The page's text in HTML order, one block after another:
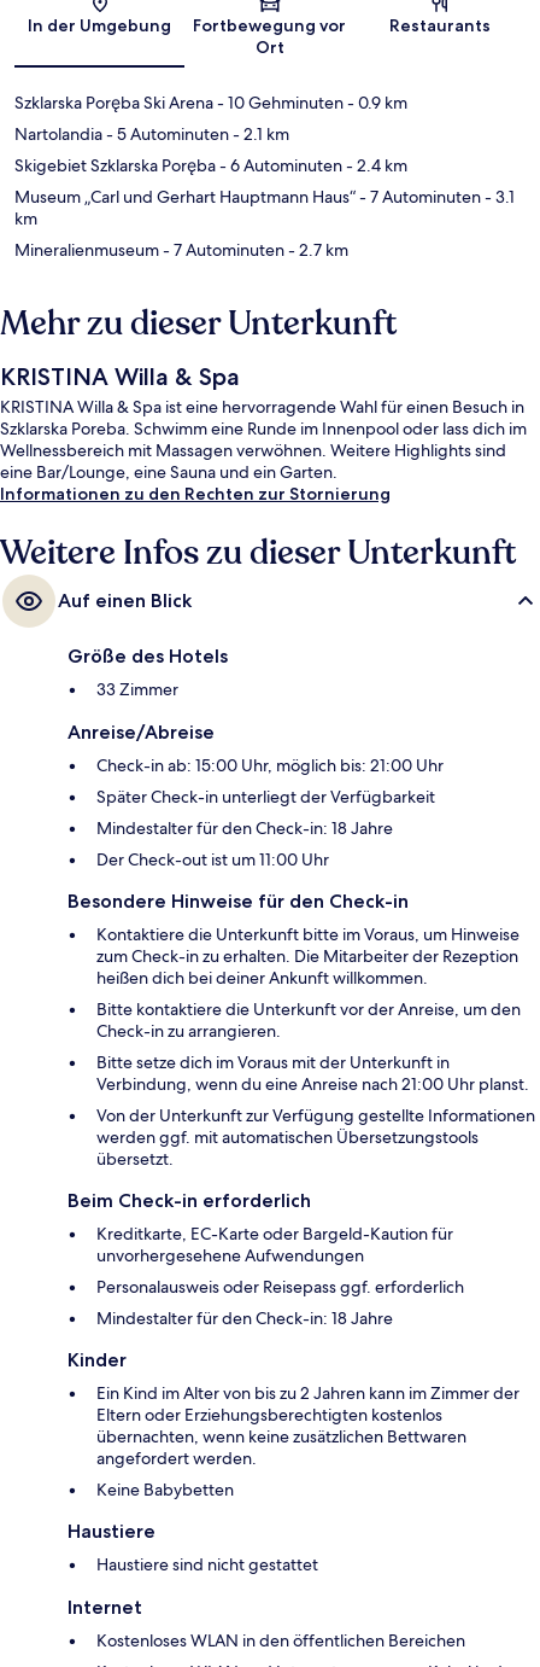
Karte
In der Umgebung
Fortbewegung vor
Ort
Restaurants
Szklarska Poręba Ski Arena- 10 Gehminuten- 0.9 km
Nartolandia- 5 Autominuten- 2.1 km
Skigebiet Szklarska Poręba- 6 Autominuten- 2.4 km
Museum „Carl und Gerhart Hauptmann Haus“- 7 Autominuten- 3.1
km
Mineralienmuseum- 7 Autominuten- 2.7 km
Mehr zu dieser Unterkunft
KRISTINA Willa & Spa
KRISTINA Willa & Spa ist eine hervorragende Wahl für einen Besuch in
Szklarska Poreba. Schwimm eine Runde im Innenpool oder lass dich im
Wellnessbereich mit Massagen verwöhnen. Weitere Highlights sind
eine Bar/Lounge, eine Sauna und ein Garten.
Informationen zu den Rechten zur Stornierung
Weitere Infos zu dieser Unterkunft
Auf einen Blick
Größe des Hotels
33 Zimmer
Anreise/Abreise
Check-in ab: 15:00 Uhr, möglich bis: 21:00 Uhr
Später Check-in unterliegt der Verfügbarkeit
Mindestalter für den Check-in: 18 Jahre
Der Check-out ist um 11:00 Uhr
Besondere Hinweise für den Check-in
Kontaktiere die Unterkunft bitte im Voraus, um Hinweise
zum Check-in zu erhalten. Die Mitarbeiter der Rezeption
heißen dich bei deiner Ankunft willkommen.
Bitte kontaktiere die Unterkunft vor der Anreise, um den
Check-in zu arrangieren.
Bitte setze dich im Voraus mit der Unterkunft in
Verbindung, wenn du eine Anreise nach 21:00 Uhr planst.
Von der Unterkunft zur Verfügung gestellte Informationen
werden ggf. mit automatischen Übersetzungstools
übersetzt.
Beim Check-in erforderlich
Kreditkarte, EC-Karte oder Bargeld-Kaution für
unvorhergesehene Aufwendungen
Personalausweis oder Reisepass ggf. erforderlich
Mindestalter für den Check-in: 18 Jahre
Kinder
Ein Kind im Alter von bis zu 2 Jahren kann im Zimmer der
Eltern oder Erziehungsberechtigten kostenlos
übernachten, wenn keine zusätzlichen Bettwaren
angefordert werden.
Keine Babybetten
Haustiere
Haustiere sind nicht gestattet
Internet
Kostenloses WLAN in den öffentlichen Bereichen